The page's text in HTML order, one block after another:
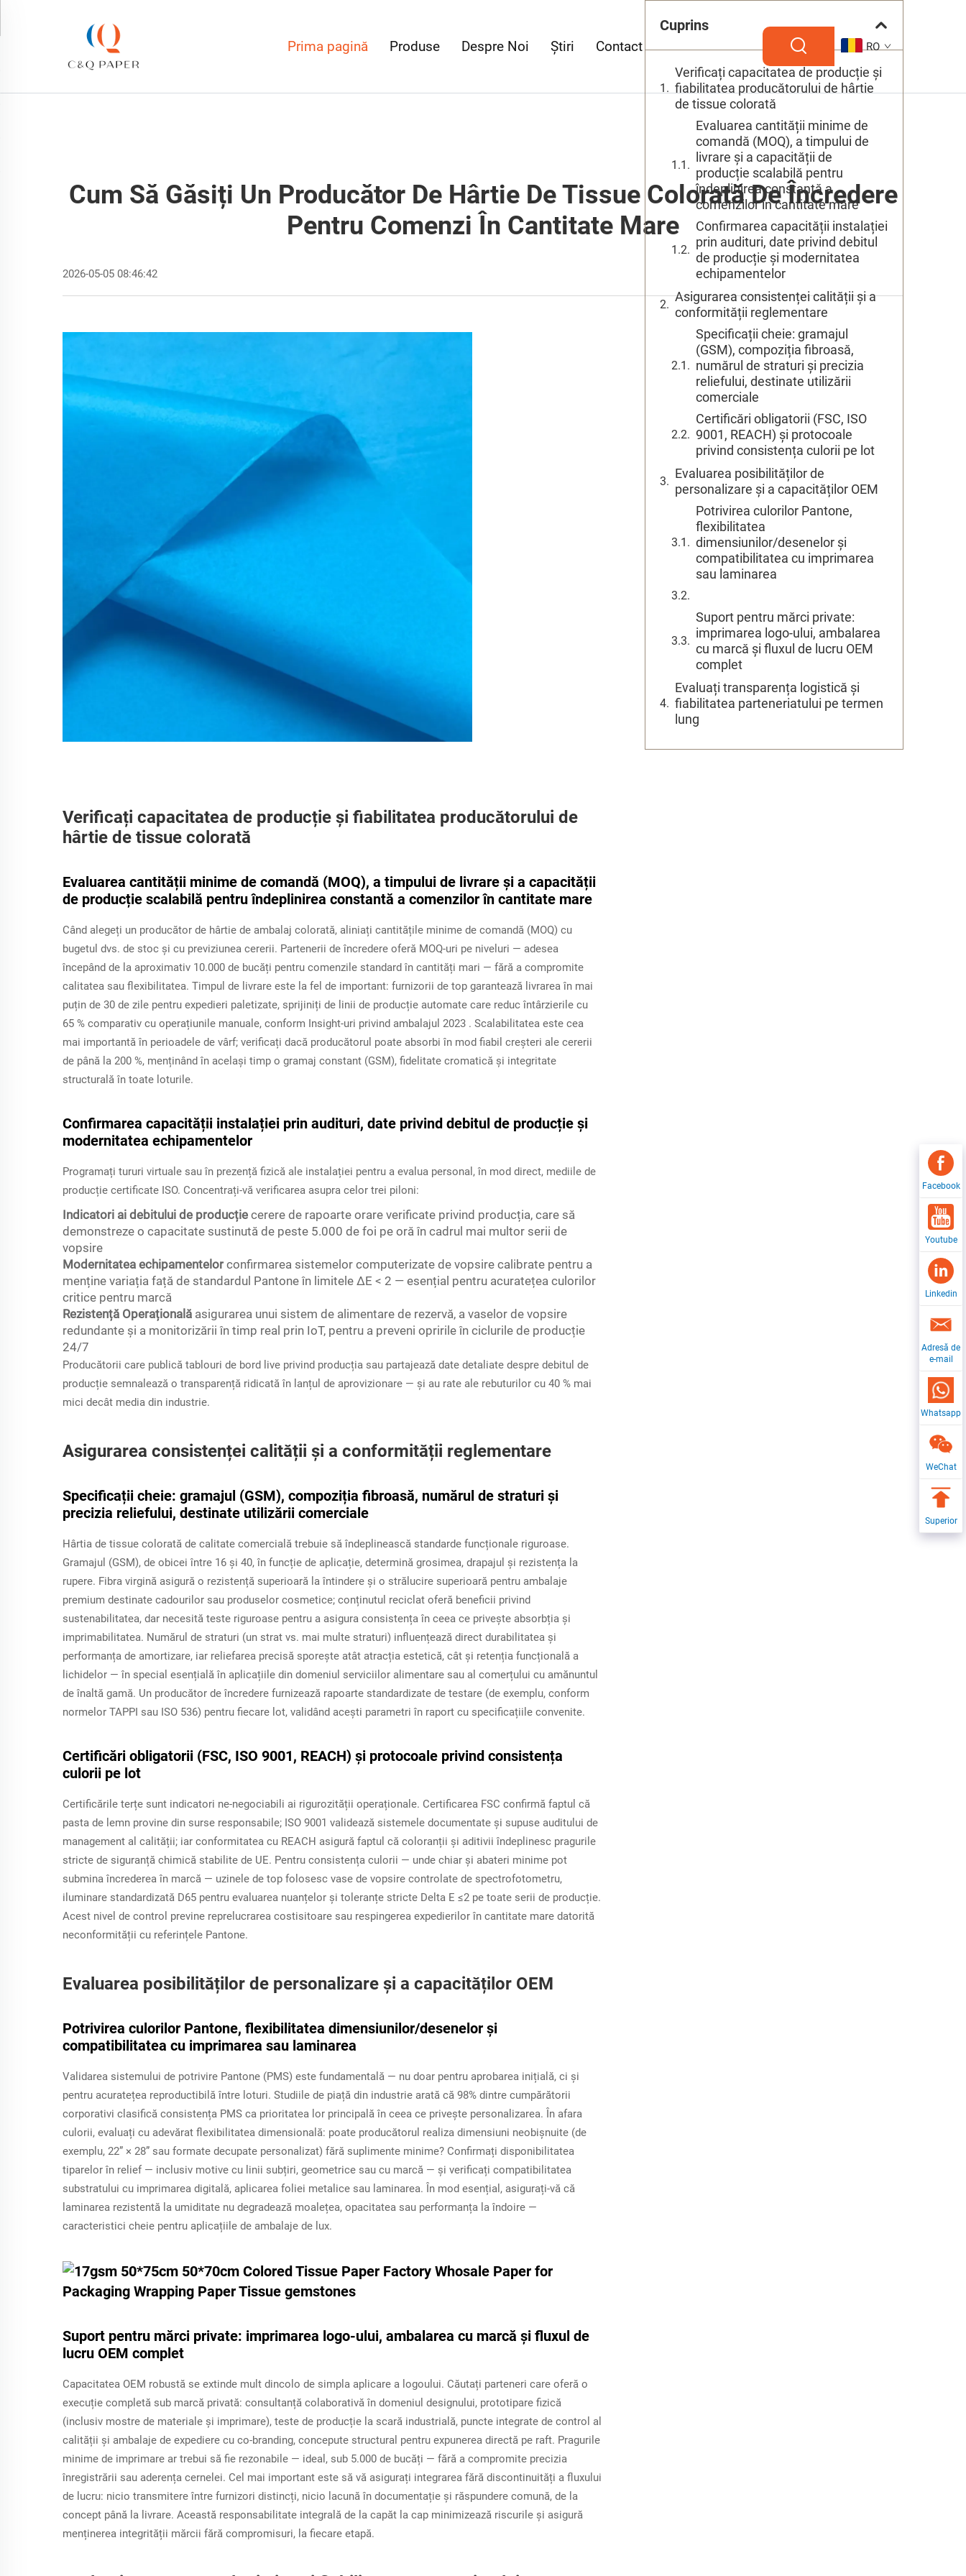
Prima pagină Produse Despre Noi Știri Contact RO
Cum Să Găsiți Un Producător De Hârtie De Tissue Colorată De Încredere
Pentru Comenzi În Cantitate Mare
2026-05-05 08:46:42
Verificați capacitatea de producție și fiabilitatea producătorului de
hârtie de tissue colorată
Evaluarea cantității minime de comandă (MOQ), a timpului de livrare și a capacității
de producție scalabilă pentru îndeplinirea constantă a comenzilor în cantitate mare
Când alegeți un producător de hârtie de ambalaj colorată, aliniați cantitățile minime de comandă (MOQ) cu
bugetul dvs. de stoc și cu previziunea cererii. Partenerii de încredere oferă MOQ-uri pe niveluri — adesea
începând de la aproximativ 10.000 de bucăți pentru comenzile standard în cantități mari — fără a compromite
calitatea sau flexibilitatea. Timpul de livrare este la fel de important: furnizorii de top garantează livrarea în mai
puțin de 30 de zile pentru expedieri paletizate, sprijiniți de linii de producție automate care reduc întârzierile cu
65 % comparativ cu operațiunile manuale, conform Insight-uri privind ambalajul 2023 . Scalabilitatea este cea
mai importantă în perioadele de vârf; verificați dacă producătorul poate absorbi în mod fiabil creșteri ale cererii
de până la 200 %, menținând în același timp o gramaj constant (GSM), fidelitate cromatică și integritate
structurală în toate loturile.
Confirmarea capacității instalației prin audituri, date privind debitul de producție și
modernitatea echipamentelor
Programați tururi virtuale sau în prezență fizică ale instalației pentru a evalua personal, în mod direct, mediile de
producție certificate ISO. Concentrați-vă verificarea asupra celor trei piloni:
Indicatori ai debitului de producție cerere de rapoarte orare verificate privind producția, care să
demonstreze o capacitate sustinută de peste 5.000 de foi pe oră în cadrul mai multor serii de
vopsire
Modernitatea echipamentelorconfirmarea sistemelor computerizate de vopsire calibrate pentru a
menține variația față de standardul Pantone în limitele ΔE < 2 — esențial pentru acuratețea culorilor
critice pentru marcă
Rezistență Operațională asigurarea unui sistem de alimentare de rezervă, a vaselor de vopsire
redundante și a monitorizării în timp real prin IoT, pentru a preveni opririle în ciclurile de producție
24/7
Producătorii care publică tablouri de bord live privind producția sau partajează date detaliate despre debitul de
producție semnalează o transparență ridicată în lanțul de aprovizionare — și au rate ale rebuturilor cu 40 % mai
mici decât media din industrie.
Asigurarea consistenței calității și a conformității reglementare
Specificații cheie: gramajul (GSM), compoziția fibroasă, numărul de straturi și
precizia reliefului, destinate utilizării comerciale
Hârtia de tissue colorată de calitate comercială trebuie să îndeplinească standarde funcționale riguroase.
Gramajul (GSM), de obicei între 16 și 40, în funcție de aplicație, determină grosimea, drapajul și rezistența la
rupere. Fibra virgină asigură o rezistență superioară la întindere și o strălucire superioară pentru ambalaje
premium destinate cadourilor sau produselor cosmetice; conținutul reciclat oferă beneficii privind
sustenabilitatea, dar necesită teste riguroase pentru a asigura consistența în ceea ce privește absorbția și
imprimabilitatea. Numărul de straturi (un strat vs. mai multe straturi) influențează direct durabilitatea și
performanța de amortizare, iar reliefarea precisă sporește atât atracția estetică, cât și retenția funcțională a
lichidelor — în special esențială în aplicațiile din domeniul serviciilor alimentare sau al comerțului cu amănuntul
de înaltă gamă. Un producător de încredere furnizează rapoarte standardizate de testare (de exemplu, conform
normelor TAPPI sau ISO 536) pentru fiecare lot, validând acești parametri în raport cu specificațiile convenite.
Certificări obligatorii (FSC, ISO 9001, REACH) și protocoale privind consistența
culorii pe lot
Certificările terțe sunt indicatori ne-negociabili ai rigurozității operaționale. Certificarea FSC confirmă faptul că
pasta de lemn provine din surse responsabile; ISO 9001 validează sistemele documentate și supuse auditului de
management al calității; iar conformitatea cu REACH asigură faptul că coloranții și aditivii îndeplinesc pragurile
stricte de siguranță chimică stabilite de UE. Pentru consistența culorii — unde chiar și abateri minime pot
submina încrederea în marcă — uzinele de top folosesc vase de vopsire controlate de spectrofotometru,
iluminare standardizată D65 pentru evaluarea nuanțelor și toleranțe stricte Delta E ≤2 pe toate serii de producție.
Acest nivel de control previne reprelucrarea costisitoare sau respingerea expedierilor în cantitate mare datorită
neconformității cu referințele Pantone.
Evaluarea posibilităților de personalizare și a capacităților OEM
Potrivirea culorilor Pantone, flexibilitatea dimensiunilor/desenelor și
compatibilitatea cu imprimarea sau laminarea
Validarea sistemului de potrivire Pantone (PMS) este fundamentală — nu doar pentru aprobarea inițială, ci și
pentru acuratețea reproductibilă între loturi. Studiile de piață din industrie arată că 98% dintre cumpărătorii
corporativi clasifică consistența PMS ca prioritatea lor principală în ceea ce privește personalizarea. În afara
culorii, evaluați cu adevărat flexibilitatea dimensională: poate producătorul realiza dimensiuni neobișnuite (de
exemplu, 22” × 28” sau formate decupate personalizat) fără suplimente minime? Confirmați disponibilitatea
tiparelor în relief — inclusiv motive cu linii subțiri, geometrice sau cu marcă — și verificați compatibilitatea
substratului cu imprimarea digitală, aplicarea foliei metalice sau laminarea. În mod esențial, asigurați-vă că
laminarea rezistentă la umiditate nu degradează moalețea, opacitatea sau performanța la îndoire —
caracteristici cheie pentru aplicațiile de ambalaje de lux.
Suport pentru mărci private: imprimarea logo-ului, ambalarea cu marcă și fluxul de
lucru OEM complet
Capacitatea OEM robustă se extinde mult dincolo de simpla aplicare a logoului. Căutați parteneri care oferă o
execuție completă sub marcă privată: consultanță colaborativă în domeniul designului, prototipare fizică
(inclusiv mostre de materiale și imprimare), teste de producție la scară industrială, puncte integrate de control al
calității și ambalaje de expediere cu co-branding, concepute structural pentru expunerea directă pe raft. Pragurile
minime de imprimare ar trebui să fie rezonabile — ideal, sub 5.000 de bucăți — fără a compromite precizia
înregistrării sau aderența cernelei. Cel mai important este să vă asigurați integrarea fără discontinuități a fluxului
de lucru: nicio transmitere între furnizori distincți, nicio lacună în documentație și răspundere comună, de la
concept până la livrare. Această responsabilitate integrală de la capăt la cap minimizează riscurile și asigură
menținerea integrității mărcii fără compromisuri, la fiecare etapă.
Cuprins
Verificați capacitatea de producție și
fiabilitatea producătorului de hârtie
de tissue colorată
Evaluarea cantității minime de
comandă (MOQ), a timpului de
livrare și a capacității de
producție scalabilă pentru
îndeplinirea constantă a
comenzilor în cantitate mare
Confirmarea capacității instalației
prin audituri, date privind debitul
de producție și modernitatea
echipamentelor
Asigurarea consistenței calității și a
conformității reglementare
Specificații cheie: gramajul
(GSM), compoziția fibroasă,
numărul de straturi și precizia
reliefului, destinate utilizării
comerciale
Certificări obligatorii (FSC, ISO
9001, REACH) și protocoale
privind consistența culorii pe lot
Evaluarea posibilităților de
personalizare și a capacităților OEM
Potrivirea culorilor Pantone,
flexibilitatea
dimensiunilor/desenelor și
compatibilitatea cu imprimarea
sau laminarea
Suport pentru mărci private:
imprimarea logo-ului, ambalarea
cu marcă și fluxul de lucru OEM
complet
Evaluați transparența logistică și
fiabilitatea parteneriatului pe termen
lung
Facebook
Youtube
Linkedin
Adresă de
e-mail
Whatsapp
WeChat
Superior